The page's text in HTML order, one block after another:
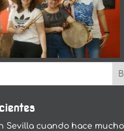
Sevilla cuando hace